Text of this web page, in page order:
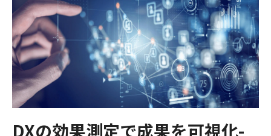
DXの効果測定で成果を可視化-